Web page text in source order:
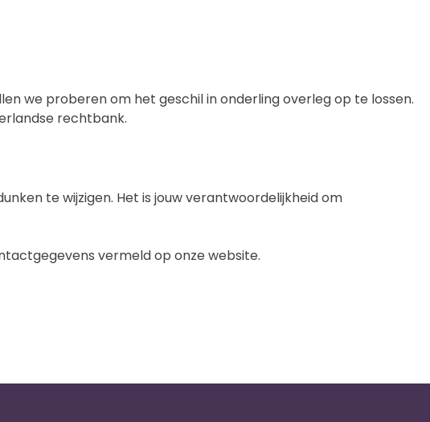
we proberen om het geschil in onderling overleg op te lossen.
rechtbank.
te wijzigen. Het is jouw verantwoordelijkheid om
vermeld op onze website.